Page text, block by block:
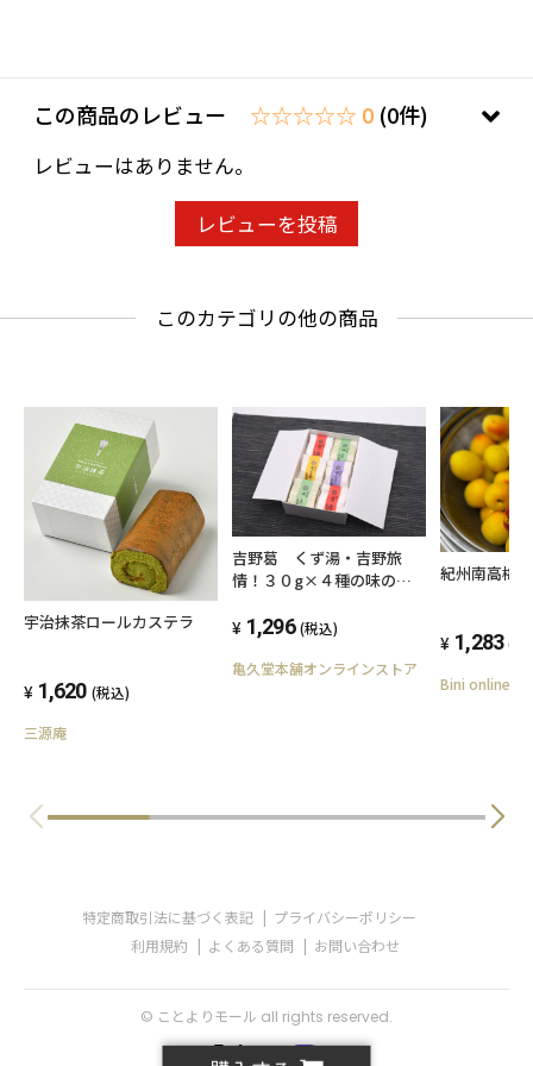
この商品のレビュー ☆☆☆☆☆ 0 (0件)
レビューはありません。
レビューを投稿
このカテゴリの他の商品
宇治抹茶ロールカステラ
1,620 (税込)
三源庵
吉野葛 くず湯・吉野旅
情！３０g×４種の味のア
に1,296 (税込)
亀久堂本舗オンラインストア
紀州南高梅
1,283 (税
Bini online
特定商取引法に基づく表記
プライバシーポリシー
利用規約
よくある質問 お問い合わせ
© ことよりモール all rights reserved.